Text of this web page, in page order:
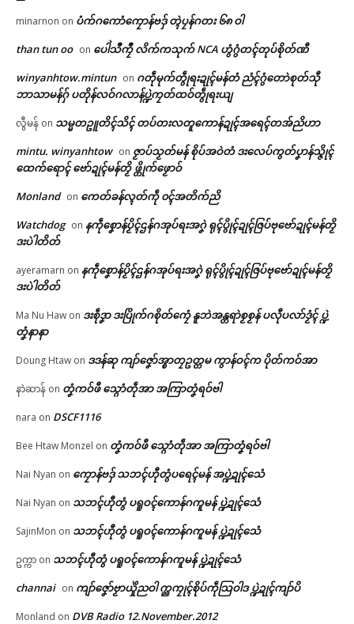
🏛 လညာတ်ပါ်ပဲါ
ညးဒါန်လိက်
ဗွဳဒဳယဵု
ကေတ်အဆက်
© ဌာန်ပရိုၚ်ဗၠးၜးမန်
(၅၀၀) ကိုဋ်ဂးတုဲ ဂကောံလ္ၚဵု ဒေံါ
March 10, 2026
In "ပရိုၚ်"
May 11, 2026
In "ပရိုၚ်"
ဍုၚ်ကွာန် ပ္ဍဲတွဵုရးဍုၚ်မန် -ပရေၚ်
February 24, 2026
In "ဂလာန်ညးဒါန်လိက်"
minarnon on ပံက်ဂကောံကၠောန်ဗဒှ် တ္ၚဲပၠန်ဂတး ၆၈ ဝါ
than tun oo on ပေါဲသဳကၠဳ လိက်ကသုက် NCA ဟွံဂွံတၚ်တုပ်စိုတ်ဏီ
winyanhtow.mintun on ဂတဵုမုက်တွဵုရးဍုၚ်မန်တံ ညံၚ်ဂွံတောဲစုတ်သီု
ဘာသာမန်ဂှ် ပတိုန်လဝ်ဂလာန်ပ္ဍဲကၠတ်ထဝ်တွဵုရးယျ
လွီမန် on သမ္မတဥူတိၚ်သိၚ် တပ်တးလတူကောန်ဍုၚ်အရေၚ်တအ်ညိဟာ
mintu. winyanhtow on ဇၟာပ်သၟတ်မန် စိုပ်အဝဲတံ ဒးလေပ်ကွတ်ပၞာန်သ္ဇိုၚ်
ထေက်ရောၚ် ဗော်ဍုၚ်မန်တၟိ ဖ္တိုက်ဖၟောဝ်
Monland on ကေတ်ခန်လ္ၚတ်ကဵု ၀ၚ်အတိက်ညိ
Watchdog on နကဵုစၞောန်ပၟိၚ်ဌန်ဂအုပ်ရးအဂၞဲ ရုၚ်ပွိုၚ်ဍုၚ်ဇြပ်ဗုဗော်ဍုၚ်မန်တၟိ
ဒးပဲါတိတ်
ayeramarn on နကဵုစၞောန်ပၟိၚ်ဌန်ဂအုပ်ရးအဂၞဲ ရုၚ်ပွိုၚ်ဍုၚ်ဇြပ်ဗုဗော်ဍုၚ်မန်တၟိ
ဒးပဲါတိတ်
Ma Nu Haw on ဒးစဵုဒၞာ ဒးပြိုက်ဂစိုတ်ကၠေံ နူဘဲအန္တရာဲစၟစၟန် ပလီုပလာ်ဒၟံၚ် ပ္ဍဲ
တၞံနာနာ
Doung Htaw on ဒဒန်ဆု ကျာ်ဇၞော်အ္စာတၠဥတ္တမ ကွာန်ဝၚ်က ပိုတ်ကဝ်အာ
နာဲဆာန် on တၞံကဝ်ဖီ သ္ဂောံတဵုအာ အကြာတၞံရဝ်ဗါ
nara on DSCF1116
Bee Htaw Monzel on တၞံကဝ်ဖီ သ္ဂောံတဵုအာ အကြာတၞံရဝ်ဗါ
Nai Nyan on ကၠောန်ဗဒှ် သဘၚ်ဟီုတွံပရေၚ်မန် အပ္ဍဲဍုၚ်သေံ
Nai Nyan on သဘၚ်ဟီုတွံ ပရူဝၚ်ကောန်ဂကူမန် ပ္ဍဲဍုၚ်သေံ
SajinMon on သဘၚ်ဟီုတွံ ပရူဝၚ်ကောန်ဂကူမန် ပ္ဍဲဍုၚ်သေံ
ဥက္ကာ on သဘၚ်ဟီုတွံ ပရူဝၚ်ကောန်ဂကူမန် ပ္ဍဲဍုၚ်သေံ
channai on ကျာ်ဇၞော်ဗၟာယှိုဲညဝါ က္ညကၠုၚ်စိုပ်ကဵုသြဝါဒ ပ္ဍဲဍုၚ်ကျာ်ပိ
Monland on DVB Radio 12.November.2012